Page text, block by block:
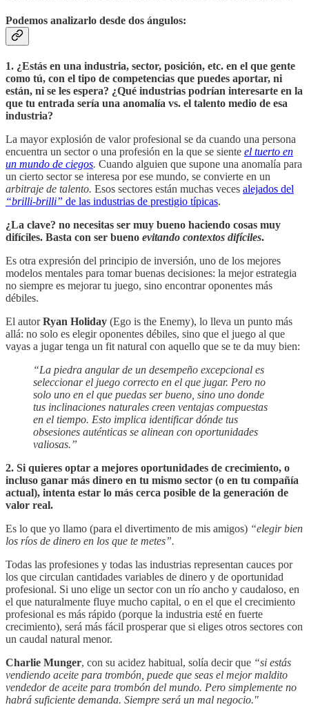
Podemos analizarlo desde dos ángulos:
1. ¿Estás en una industria, sector, posición, etc. en el que gente
como tú, con el tipo de competencias que puedes aportar, ni
están, ni se les espera? ¿Qué industrias podrían interesarte en la
que tu entrada sería una anomalía vs. el talento medio de esa
industria?
La mayor explosión de valor profesional se da cuando una persona
encuentra un sector o una profesión en la que se siente el tuerto en
un mundo de ciegos. Cuando alguien que supone una anomalía para
un cierto sector se interesa por ese mundo, se convierte en un
arbitraje de talento. Esos sectores están muchas veces alejados del
“brilli-brilli” de las industrias de prestigio típicas.
¿La clave? no necesitas ser muy bueno haciendo cosas muy
difíciles. Basta con ser bueno evitando contextos difíciles.
Es otra expresión del principio de inversión, uno de los mejores
modelos mentales para tomar buenas decisiones: la mejor estrategia
no siempre es mejorar tu juego, sino encontrar oponentes más
débiles.
El autorRyan Holiday (Ego is the Enemy), lo lleva un punto más
allá: no solo es elegir oponentes débiles, sino que el juego al que
vayas a jugar tenga un fit natural con aquello que se te da muy bien:
“La piedra angular de un desempeño excepcional es
seleccionar el juego correcto en el que jugar. Pero no
solo uno en el que puedas ser bueno, sino uno donde
tus inclinaciones naturales creen ventajas compuestas
en el tiempo. Esto implica identificar dónde tus
obsesiones auténticas se alinean con oportunidades
valiosas.”
2. Si quieres optar a mejores oportunidades de crecimiento, o
incluso ganar más dinero en tu mismo sector (o en tu compañía
actual), intenta estar lo más cerca posible de la generación de
valor real.
Es lo que yo llamo (para el divertimento de mis amigos) “elegir bien
los ríos de dinero en los que te metes”.
Todas las profesiones y todas las industrias representan cauces por
los que circulan cantidades variables de dinero y de oportunidad
profesional. Si uno elige un sector con un río ancho y caudaloso, en
el que naturalmente fluye mucho capital, o en el que el crecimiento
profesional es más rápido (porque la industria esté en fuerte
crecimiento), será más fácil prosperar que si eliges otros sectores con
un caudal natural menor.
Charlie Munger, con su acidez habitual, solía decir que “si estás
vendiendo aceite para trombón, puede que seas el mejor maldito
vendedor de aceite para trombón del mundo. Pero simplemente no
habrá suficiente demanda. Siempre será un mal negocio."